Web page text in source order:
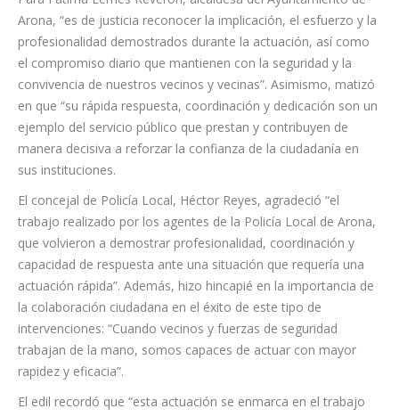
administrativas por infracciones a la normativa vigente.
Para Fátima Lemes Reverón, alcaldesa del Ayuntamiento de
Arona, “es de justicia reconocer la implicación, el esfuerzo y la
profesionalidad demostrados durante la actuación, así como
el compromiso diario que mantienen con la seguridad y la
convivencia de nuestros vecinos y vecinas”. Asimismo, matizó
en que “su rápida respuesta, coordinación y dedicación son un
ejemplo del servicio público que prestan y contribuyen de
manera decisiva a reforzar la confianza de la ciudadanía en
sus instituciones.
El concejal de Policía Local, Héctor Reyes, agradeció “el
trabajo realizado por los agentes de la Policía Local de Arona,
que volvieron a demostrar profesionalidad, coordinación y
capacidad de respuesta ante una situación que requería una
actuación rápida”. Además, hizo hincapié en la importancia de
la colaboración ciudadana en el éxito de este tipo de
intervenciones: “Cuando vecinos y fuerzas de seguridad
trabajan de la mano, somos capaces de actuar con mayor